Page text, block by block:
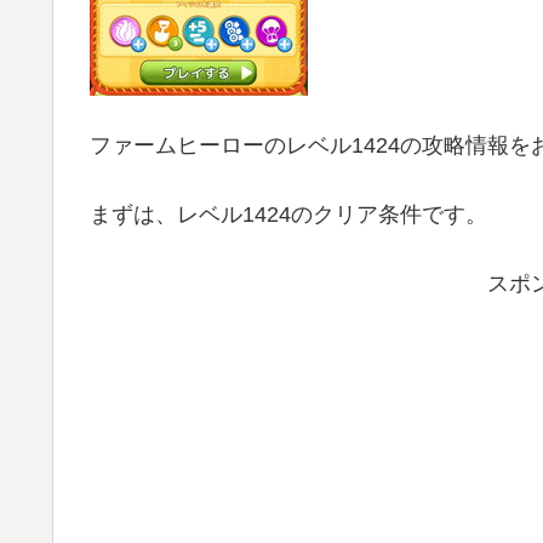
ファームヒーローのレベル1424の攻略情報を
まずは、レベル1424のクリア条件です。
スポ